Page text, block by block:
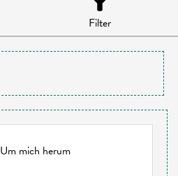
Filter
Um mich herum